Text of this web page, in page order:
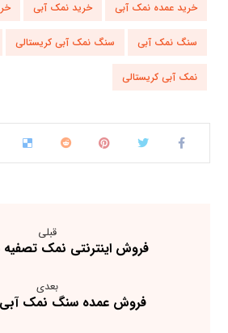
خرید عمده نمک آبی خرید نمک آبی
سنگ نمک آبی سنگ نمک آبی کریستالی
نمک آبی کریستالی
قبلی
فروش اینترنتی نمک تصفیه
بعدی
فروش عمده سنگ نمک آبی